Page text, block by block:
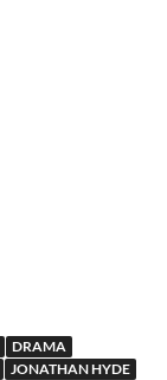
DRAMA
JONATHAN HYDE